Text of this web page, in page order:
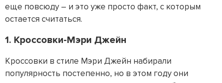
еще повсюду – и это уже просто факт, с которым
остается считаться.
1. Кроссовки-Мэри Джейн
Кроссовки в стиле Мэри Джейн набирали
популярность постепенно, но в этом году они